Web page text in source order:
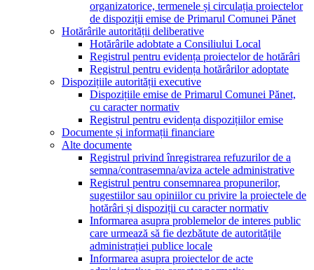
organizatorice, termenele și circulația proiectelor
de dispoziții emise de Primarul Comunei Pănet
Hotărârile autorității deliberative
Hotărârile adobtate a Consiliului Local
Registrul pentru evidența proiectelor de hotărâri
Registrul pentru evidența hotărârilor adoptate
Dispozițiile autorității executive
Dispozițiile emise de Primarul Comunei Pănet,
cu caracter normativ
Registrul pentru evidența dispozițiilor emise
Documente și informații financiare
Alte documente
Registrul privind înregistrarea refuzurilor de a
semna/contrasemna/aviza actele administrative
Registrul pentru consemnarea propunerilor,
sugestiilor sau opiniilor cu privire la proiectele de
hotărâri și dispoziții cu caracter normativ
Informarea asupra problemelor de interes public
care urmează să fie dezbătute de autoritățile
administrației publice locale
Informarea asupra proiectelor de acte